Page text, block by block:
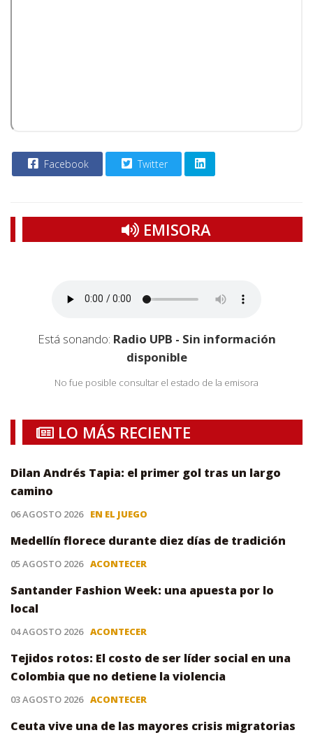
Facebook Twitter
EMISORA
Está sonando: Radio UPB - Sin información
disponible
No fue posible consultar el estado de la emisora
LO MÁS RECIENTE
Dilan Andrés Tapia: el primer gol tras un largo
camino
06 AGOSTO 2026 EN EL JUEGO
Medellín florece durante diez días de tradición
05 AGOSTO 2026 ACONTECER
Santander Fashion Week: una apuesta por lo
local
04 AGOSTO 2026 ACONTECER
Tejidos rotos: El costo de ser líder social en una
Colombia que no detiene la violencia
03 AGOSTO 2026 ACONTECER
Ceuta vive una de las mayores crisis migratorias